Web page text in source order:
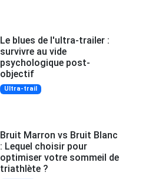
Le blues de l'ultra-trailer :
survivre au vide
psychologique post-
objectif
Ultra-trail
Bruit Marron vs Bruit Blanc
: Lequel choisir pour
optimiser votre sommeil de
triathlète ?